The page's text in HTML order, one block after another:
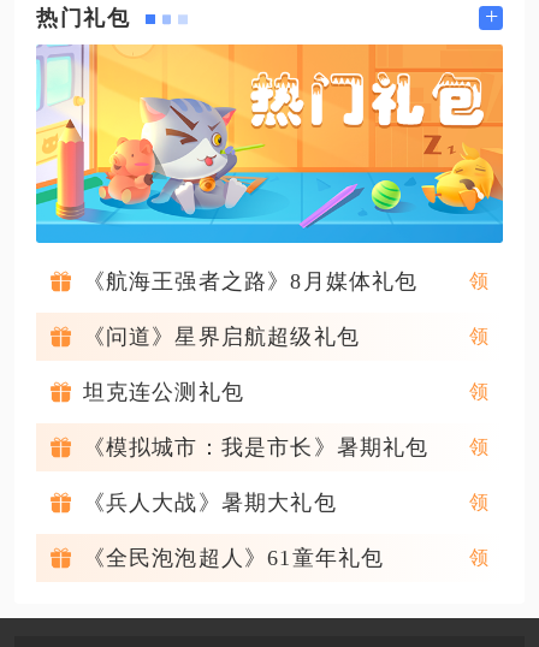
热门礼包 +
《航海王强者之路》8月媒体礼包
《问道》星界启航超级礼包
坦克连公测礼包
《模拟城市：我是市长》暑期礼包
《兵人大战》暑期大礼包
《全民泡泡超人》61童年礼包